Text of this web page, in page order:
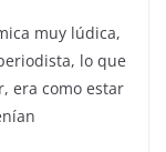
muy lúdica,
lo que
era como estar